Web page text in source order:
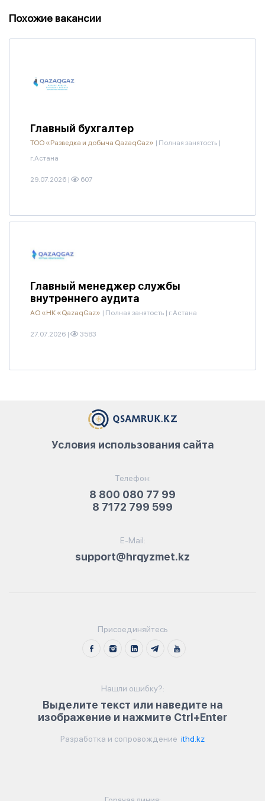
Похожие вакансии
Главный бухгалтер
ТОО «Разведка и добыча QazaqGaz» | Полная занятость |
г.Астана
29.07.2026 | 607
Главный менеджер службы
внутреннего аудита
АО «НК «QazaqGaz» | Полная занятость | г.Астана
27.07.2026 | 3583
Телефон:
8 800 080 77 99
8 7172 799 599
E-Mail:
support@hrqyzmet.kz
Условия использования сайта
Присоединяйтесь
Нашли ошибку?:
Выделите текст или наведите на
изображение и нажмите Ctrl+Enter
Разработка и сопровождение ithd.kz